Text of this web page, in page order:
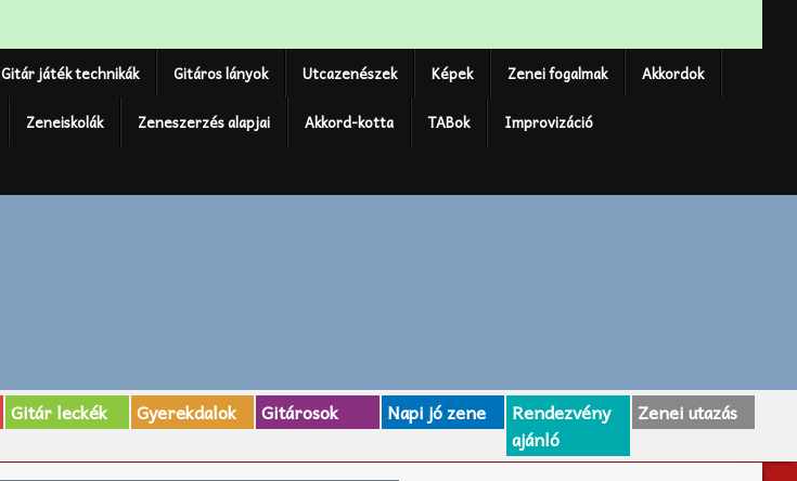
Gitár játék technikák Gitáros lányok Utcazenészek Képek Zenei fogalmak Akkordok
Zeneiskolák Zeneszerzés alapjai Akkord-kotta TABok Improvizáció
Gitár leckék Gyerekdalok Gitárosok Napi jó zene
Rendezvény
ajánló
Zenei utazás